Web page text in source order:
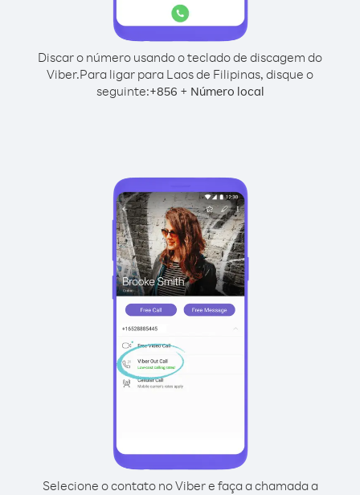
Discar o número usando o teclado de discagem do
Viber.Para ligar para Laos de Filipinas, disque o
seguinte:+856 + Número local
Selecione o contato no Viber e faça a chamada a